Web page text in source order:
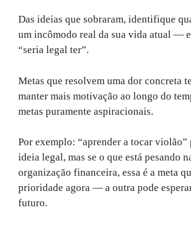
Das ideias que sobraram, identifique
um incômodo real da sua vida atual —
“seria legal ter”.
Metas que resolvem uma dor concreta
manter mais motivação ao longo do
metas puramente aspiracionais.
Por exemplo: “aprender a tocar violão”
ideia legal, mas se o que está pesando
organização financeira, essa é a meta
prioridade agora — a outra pode
futuro.